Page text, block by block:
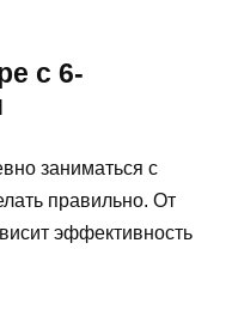
с 6-
заниматься с
правильно. От
эффективность